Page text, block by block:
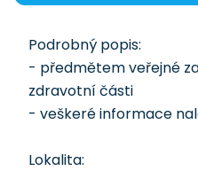
Podrobný popis:
- předmětem veřejné
zdravotní části
- veškeré informace
Lokalita: